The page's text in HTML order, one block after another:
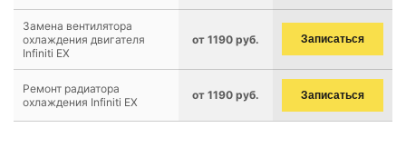
Замена вентилятора
охлаждения двигателя
Infiniti EX
от 1190 руб. Записаться
Ремонт радиатора
охлаждения Infiniti EX
от 1190 руб. Записаться